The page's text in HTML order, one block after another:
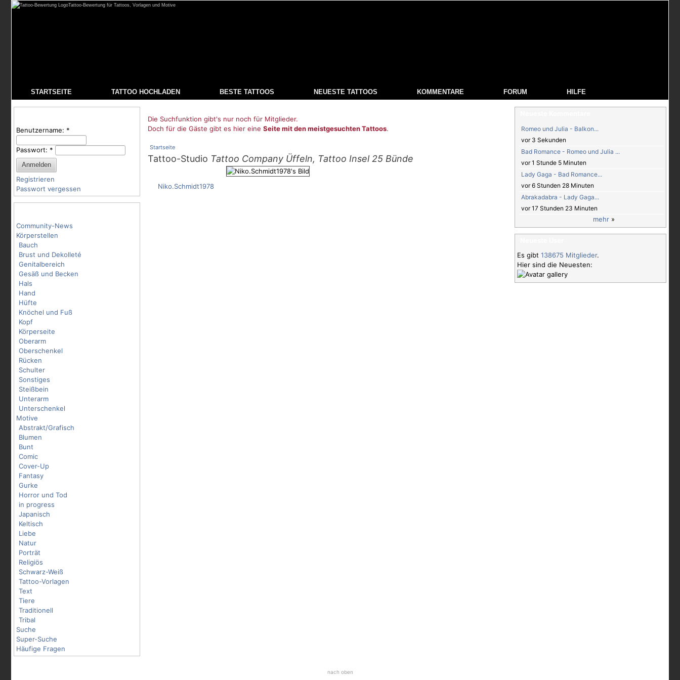
Tattoo-Bewertung für Tattoos, Vorlagen und Motive
STARTSEITE TATTOO HOCHLADEN BESTE TATTOOS NEUESTE TATTOOS KOMMENTARE FORUM HILFE
Benutzername: *
Passwort: *
Registrieren
Passwort vergessen
Community-News
Körperstellen
Bauch
Brust und Dekolleté
Genitalbereich
Gesäß und Becken
Hals
Hand
Hüfte
Knöchel und Fuß
Kopf
Körperseite
Oberarm
Oberschenkel
Rücken
Schulter
Sonstiges
Steißbein
Unterarm
Unterschenkel
Motive
Abstrakt/Grafisch
Blumen
Bunt
Comic
Cover-Up
Fantasy
Gurke
Horror und Tod
in progress
Japanisch
Keltisch
Liebe
Natur
Porträt
Religiös
Schwarz-Weiß
Tattoo-Vorlagen
Text
Tiere
Traditionell
Tribal
Suche
Super-Suche
Häufige Fragen
Die Suchfunktion gibt's nur noch für Mitglieder.
Doch für die Gäste gibt es hier eine Seite mit den meistgesuchten Tattoos.
Startseite
Tattoo-Studio Tattoo Company Üffeln, Tattoo Insel 25 Bünde
Niko.Schmidt1978
Romeo und Julia - Balkon...
vor 3 Sekunden
Bad Romance - Romeo und Julia ...
vor 1 Stunde 5 Minuten
Lady Gaga - Bad Romance...
vor 6 Stunden 28 Minuten
Abrakadabra - Lady Gaga...
vor 17 Stunden 23 Minuten
mehr »
Es gibt 138675 Mitglieder.
Hier sind die Neuesten:
nach oben